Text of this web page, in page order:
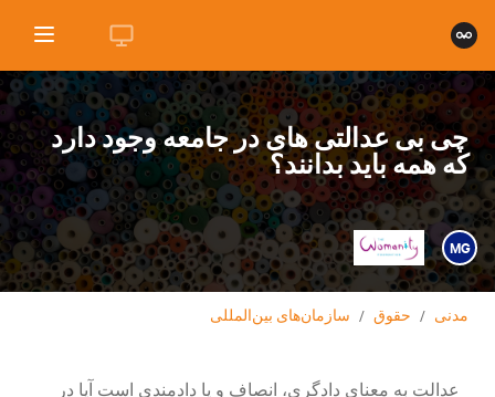
چی بی عدالتی های در جامعه وجود دارد
که همه باید بدانند؟
MG
مدنی / حقوق / سازمان‌های بین‌المللی
عدالت به معنای دادگری، انصاف و یا دادمندی است آیا در